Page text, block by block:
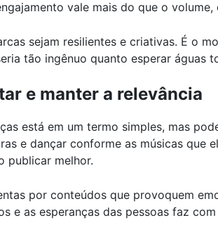
vale mais do que o
sejam resilientes e criativas. É o
tão ingênuo quanto esperar águas
e manter a relevância
está em um termo simples, mas
e dançar conforme as músicas
publicar melhor.
por conteúdos que provoquem
e as esperanças das pessoas faz